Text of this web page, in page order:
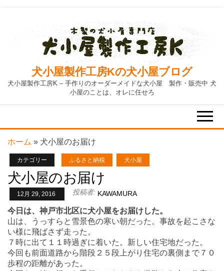
content
犬小屋製作工房Kの犬小屋ブログ
犬小屋製作工房K – 手作りのオーダーメイドな犬小屋 製作・販売中 犬
小屋のことは、オレに任せろ
ホーム » 犬小屋のお届け
カテゴリー ふるさと納税 犬小屋
犬小屋のお届け
12月 29, 2016 投稿者: KAWAMURA
今日は、神戸市北区に犬小屋をお届けした。
山は、うっすらと雪景色の寒い朝だった。事故を起こさな
い様に飛ばさず走った。
７時に出て１１時過ぎに着いた。新しい住宅地だった。
今回も前面道路から階段２５段上がり住宅の裏側まで７０
歩程の距離があった。